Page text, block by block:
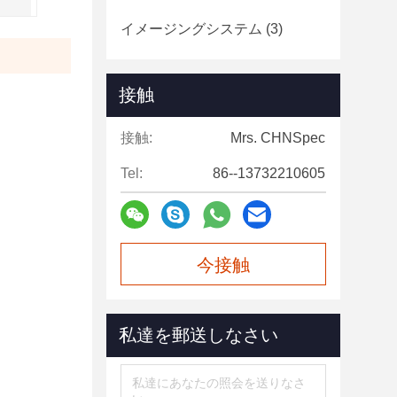
イメージングシステム (3)
接触
接触: Mrs. CHNSpec
Tel: 86--13732210605
今接触
私達を郵送しなさい